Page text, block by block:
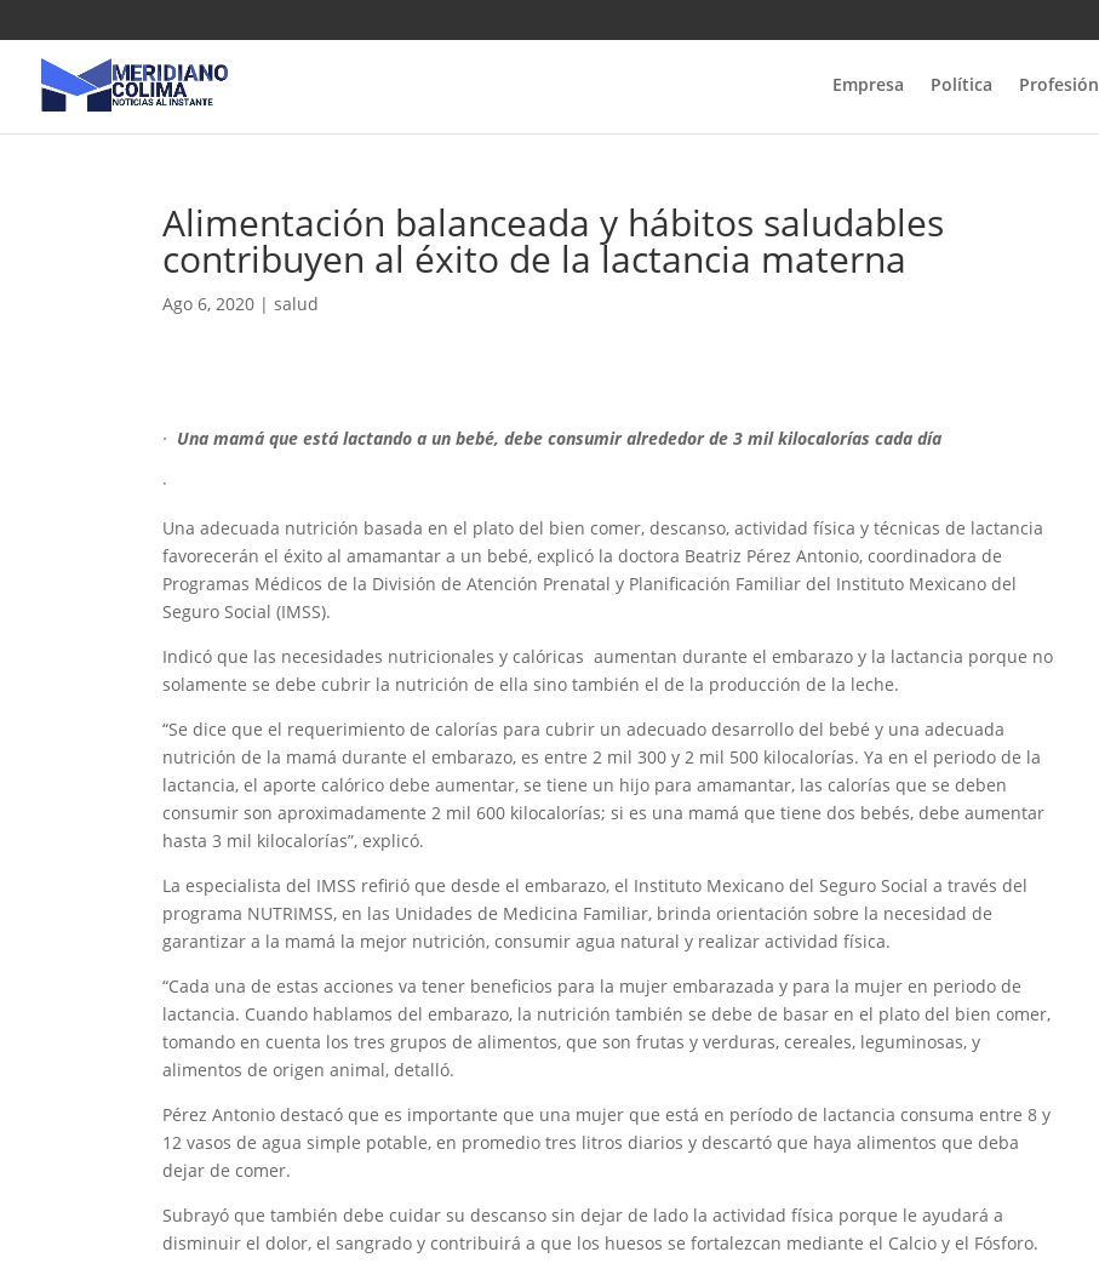
Empresa Política Profesión
Alimentación balanceada y hábitos saludables
contribuyen al éxito de la lactancia materna
Ago 6, 2020 |salud
· Una mamá que está lactando a un bebé, debe consumir alrededor de 3 mil kilocalorías cada día
·
Una adecuada nutrición basada en el plato del bien comer, descanso, actividad física y técnicas de lactancia
favorecerán el éxito al amamantar a un bebé, explicó la doctora Beatriz Pérez Antonio, coordinadora de
Programas Médicos de la División de Atención Prenatal y Planificación Familiar del Instituto Mexicano del
Seguro Social (IMSS).
Indicó que las necesidades nutricionales y calóricas aumentan durante el embarazo y la lactancia porque no
solamente se debe cubrir la nutrición de ella sino también el de la producción de la leche.
“Se dice que el requerimiento de calorías para cubrir un adecuado desarrollo del bebé y una adecuada
nutrición de la mamá durante el embarazo, es entre 2 mil 300 y 2 mil 500 kilocalorías. Ya en el periodo de la
lactancia, el aporte calórico debe aumentar, se tiene un hijo para amamantar, las calorías que se deben
consumir son aproximadamente 2 mil 600 kilocalorías; si es una mamá que tiene dos bebés, debe aumentar
hasta 3 mil kilocalorías”, explicó.
La especialista del IMSS refirió que desde el embarazo, el Instituto Mexicano del Seguro Social a través del
programa NUTRIMSS, en las Unidades de Medicina Familiar, brinda orientación sobre la necesidad de
garantizar a la mamá la mejor nutrición, consumir agua natural y realizar actividad física.
“Cada una de estas acciones va tener beneficios para la mujer embarazada y para la mujer en periodo de
lactancia. Cuando hablamos del embarazo, la nutrición también se debe de basar en el plato del bien comer,
tomando en cuenta los tres grupos de alimentos, que son frutas y verduras, cereales, leguminosas, y
alimentos de origen animal, detalló.
Pérez Antonio destacó que es importante que una mujer que está en período de lactancia consuma entre 8 y
12 vasos de agua simple potable, en promedio tres litros diarios y descartó que haya alimentos que deba
dejar de comer.
Subrayó que también debe cuidar su descanso sin dejar de lado la actividad física porque le ayudará a
disminuir el dolor, el sangrado y contribuirá a que los huesos se fortalezcan mediante el Calcio y el Fósforo.